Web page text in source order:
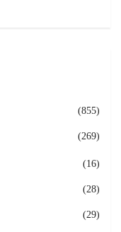
(855)
(269)
(16)
(28)
(29)